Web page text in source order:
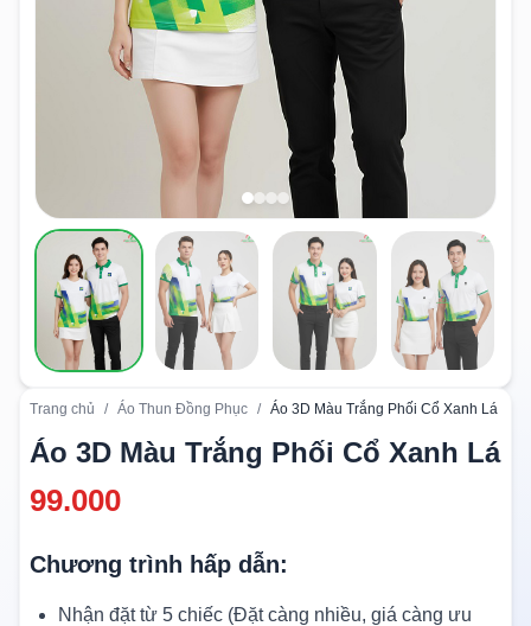
Trang chủ / Áo Thun Đồng Phục / Áo 3D Màu Trắng Phối Cổ Xanh Lá
Áo 3D Màu Trắng Phối Cổ Xanh Lá
99.000
Chương trình hấp dẫn:
Nhận đặt từ 5 chiếc (Đặt càng nhiều, giá càng ưu